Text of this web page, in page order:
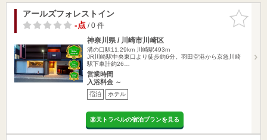
お気に入
りに追加
アールズフォレストイン
-点/ 0 件
神奈川県 / 川崎市川崎区
溝の口駅11.29km
川崎駅493m
JR川崎駅中央東口より徒歩約6分。羽田空港から京急川崎
駅下車計約26…
営業時間
入浴料金 ～
宿泊 ホテル
楽天トラベルの宿泊プランを見る